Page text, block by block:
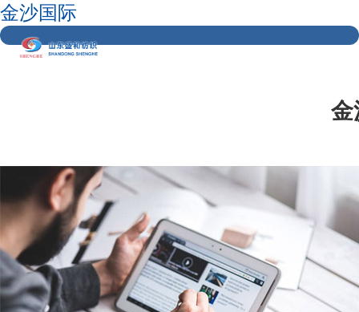
金沙国际
金